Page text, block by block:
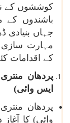
کوششوں کے
باشندوں کے
جہاں بنیادی
مہارت
کے اقدامات
پردھان
ایس وائی)
پردھان